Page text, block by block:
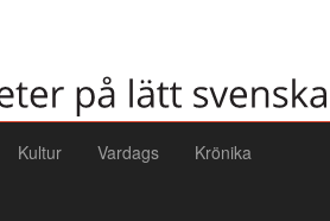
Kultur Vardags Krönika